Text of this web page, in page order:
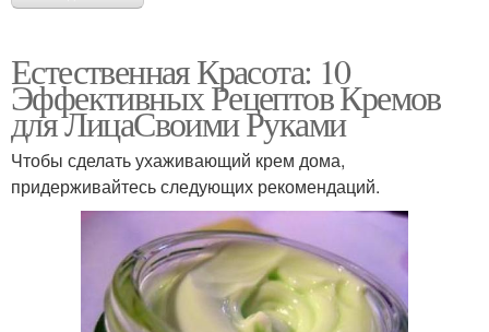
Естественная Красота: 10
Эффективных Рецептов Кремов
для ЛицаСвоими Руками
Чтобы сделать ухаживающий крем дома,
придерживайтесь следующих рекомендаций.